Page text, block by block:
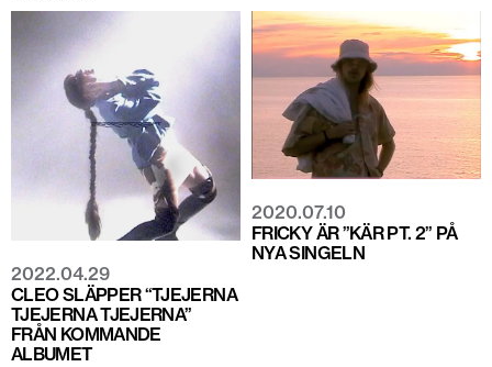
2022.04.29
CLEO SLÄPPER “TJEJERNA
TJEJERNA TJEJERNA”
FRÅN KOMMANDE
ALBUMET
2020.07.10
FRICKY ÄR ”KÄR PT. 2” PÅ
NYA SINGELN